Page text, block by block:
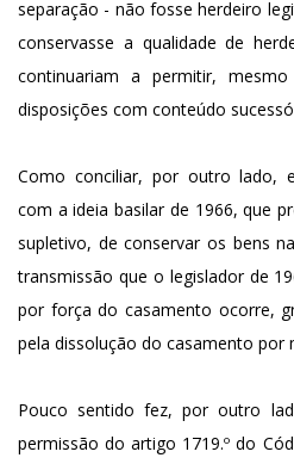
separação - não fosse herdeiro
conservasse a qualidade de
continuariam a permitir,
disposições com conteúdo
Como conciliar, por outro lado,
com a ideia basilar de 1966, que
supletivo, de conservar os bens
transmissão que o legislador de
por força do casamento ocorre,
pela dissolução do casamento por
Pouco sentido fez, por outro
permissão do artigo 1719.º do